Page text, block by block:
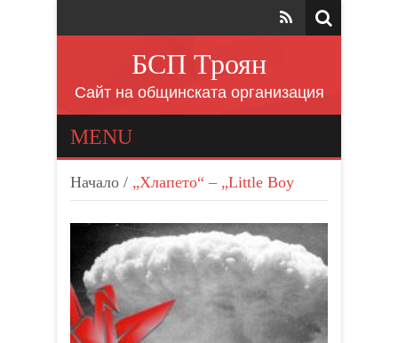
БСП Троян
Сайт на общинската организация
MENU
Начало / „Хлапето“ – „Little Boy